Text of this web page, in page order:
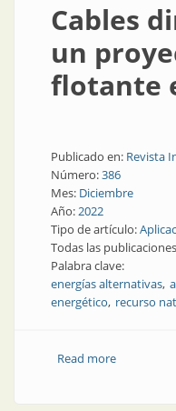
Cables
un
flotante
Publicado en: Revista
Número:386
Mes: Diciembre
Año:2022
Tipo de artículo:
Todas las
Palabra clave:
energías alternativas
energético recurso
Read moreabout